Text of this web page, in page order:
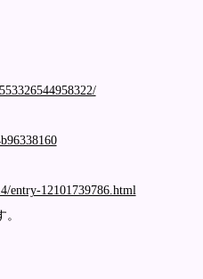
entry-12101739786.html